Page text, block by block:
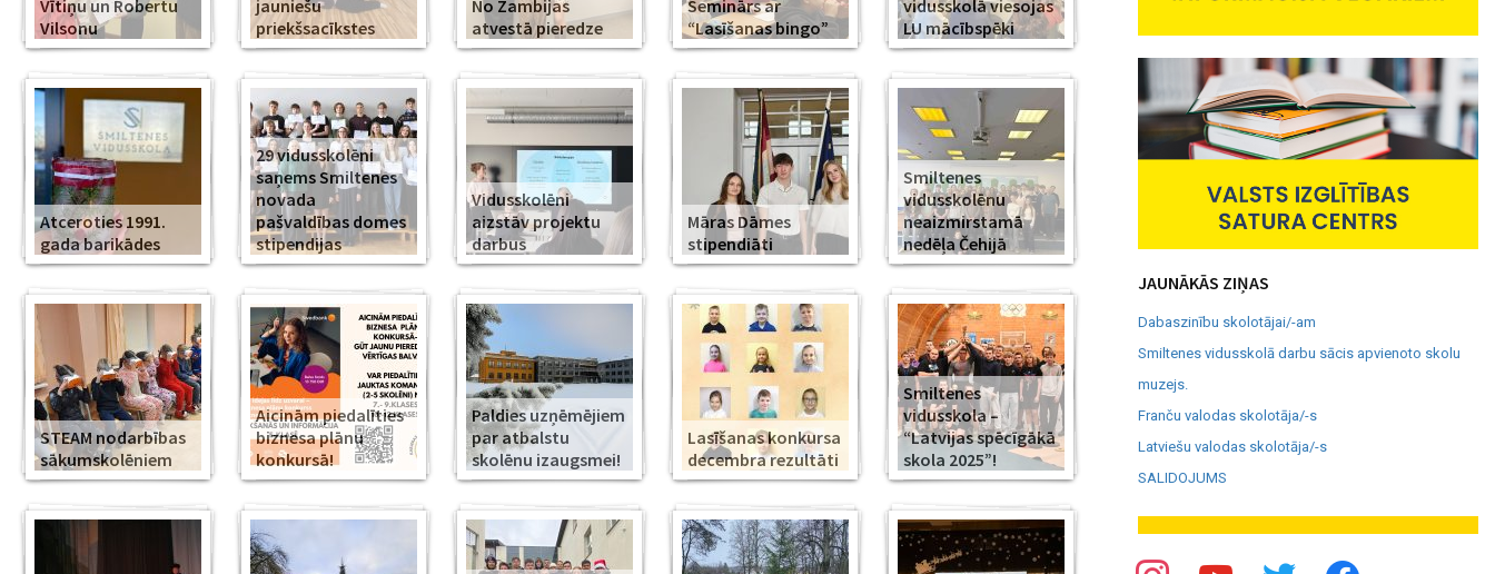
Vītiņu un Robertu
Vilsonu
jauniešu
priekšsacīkstes
No Zambijas
atvestā pieredze
Seminārs ar
“Lasīšanas bingo”
vidusskolā viesojas
LU mācībspēki
Atceroties 1991.
gada barikādes
29 vidusskolēni
saņems Smiltenes
novada
pašvaldības domes
stipendijas
Vidusskolēni
aizstāv projektu
darbus
Māras Dāmes
stipendiāti
Smiltenes
vidusskolēnu
neaizmirstamā
nedēļa Čehijā
STEAM nodarbības
sākumskolēniem
Aicinām piedalīties
biznesa plānu
konkursā!
Paldies uzņēmējiem
par atbalstu
skolēnu izaugsmei!
Lasīšanas konkursa
decembra rezultāti
Smiltenes
vidusskola –
“Latvijas spēcīgākā
skola 2025”!
JAUNĀKĀS ZIŅAS
Dabaszinību skolotājai/-am
Smiltenes vidusskolā darbu sācis apvienoto skolu
muzejs.
Franču valodas skolotāja/-s
Latviešu valodas skolotāja/-s
SALIDOJUMS